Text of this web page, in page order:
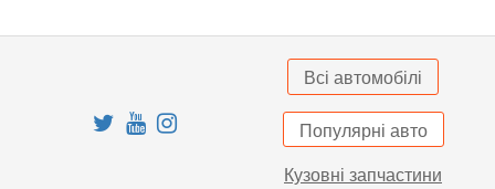
Всі автомобілі
Популярні авто
Кузовні запчастини